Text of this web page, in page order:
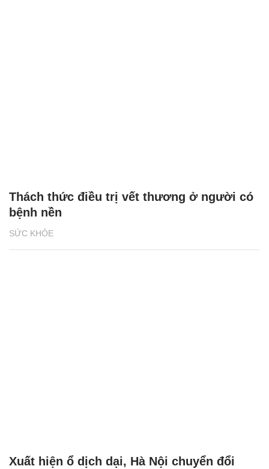
SỨC KHỎE
Thách thức điều trị vết thương ở người có
bệnh nền
Xuất hiện ổ dịch dại, Hà Nội chuyển đổi